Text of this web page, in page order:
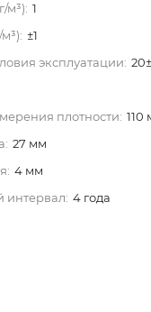
м³): 1
±1
эксплуатации:
плотности: 110
27 мм
4 мм
4 года